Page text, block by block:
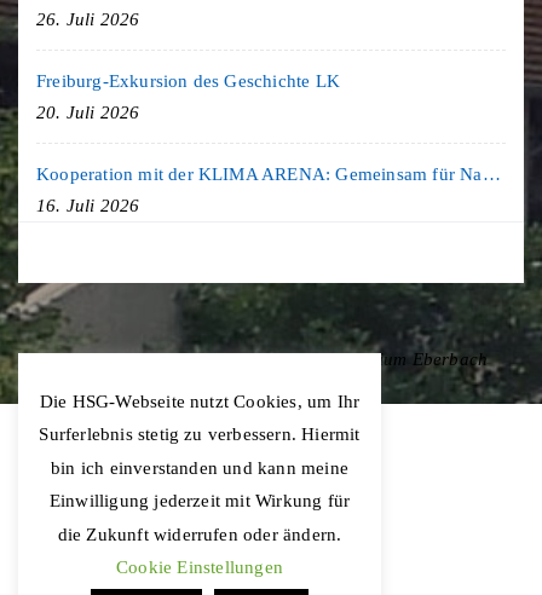
26. Juli 2026
Freiburg-Exkursion des Geschichte LK
20. Juli 2026
Kooperation mit der KLIMA ARENA: Gemeinsam für Nachhaltigkeit und Klimaschutz
16. Juli 2026
Copyright © 2020 Hohenstaufen-Gymnasium Eberbach
Die HSG-Webseite nutzt Cookies, um Ihr
Surferlebnis stetig zu verbessern. Hiermit
bin ich einverstanden und kann meine
Einwilligung jederzeit mit Wirkung für
die Zukunft widerrufen oder ändern.
Cookie Einstellungen